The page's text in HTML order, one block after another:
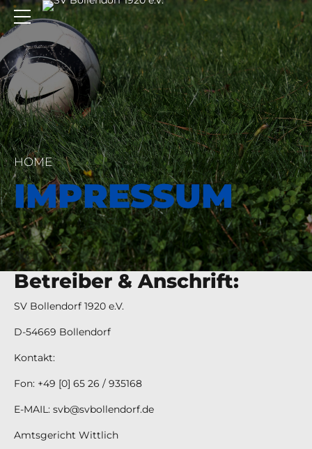
HOME
IMPRESSUM
Betreiber & Anschrift:
SV Bollendorf 1920 e.V.
D-54669 Bollendorf
Kontakt:
Fon: +49 [0] 65 26 / 935168
E-MAIL: svb@svbollendorf.de
Amtsgericht Wittlich